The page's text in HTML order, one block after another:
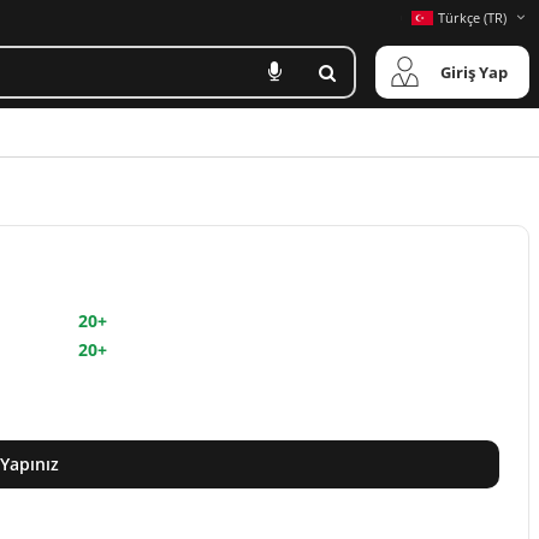
Türkçe (TR)
Giriş Yap
20+
20+